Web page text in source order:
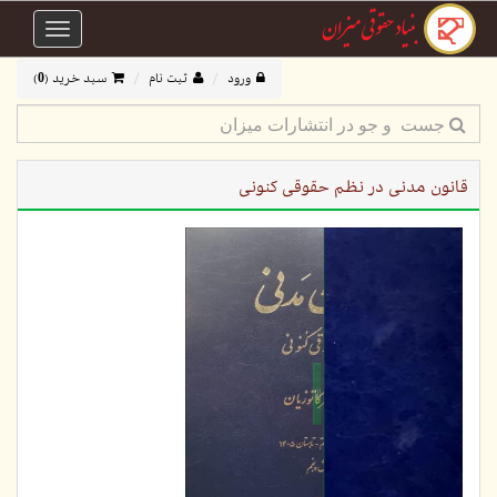
Toggle
ورود ثبت نام سبد خرید (0
)
قانون مدنی در نظم حقوقی کنونی